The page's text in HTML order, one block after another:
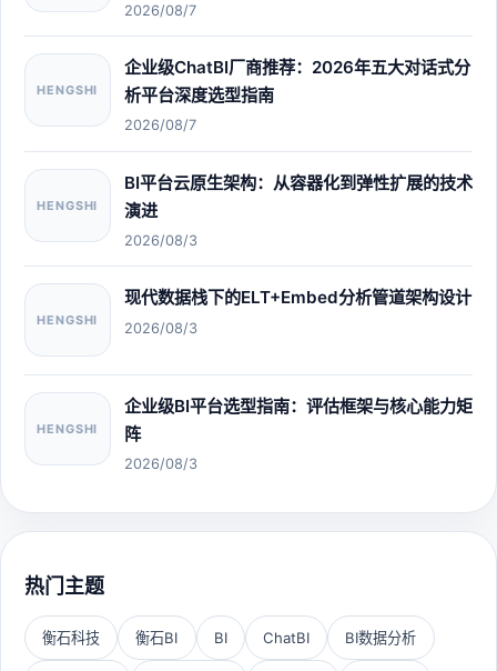
2026/08/7
HENGSHI
企业级ChatBI厂商推荐：2026年五大对话式分
析平台深度选型指南
2026/08/7
HENGSHI
BI平台云原生架构：从容器化到弹性扩展的技术
演进
2026/08/3
HENGSHI
现代数据栈下的ELT+Embed分析管道架构设计
2026/08/3
HENGSHI
企业级BI平台选型指南：评估框架与核心能力矩
阵
2026/08/3
热门主题
衡石科技 衡石BI BI ChatBI BI数据分析